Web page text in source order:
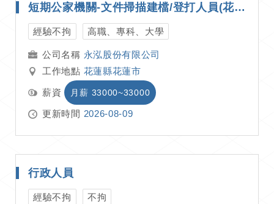
短期公家機關-文件掃描建檔/登打人員(花蓮)
經驗不拘 高職、專科、大學
永泓股份有限公司
工作地點 花蓮縣花蓮市
薪資 月薪 33000~33000
更新時間 2026-08-09
行政人員
經驗不拘 不拘